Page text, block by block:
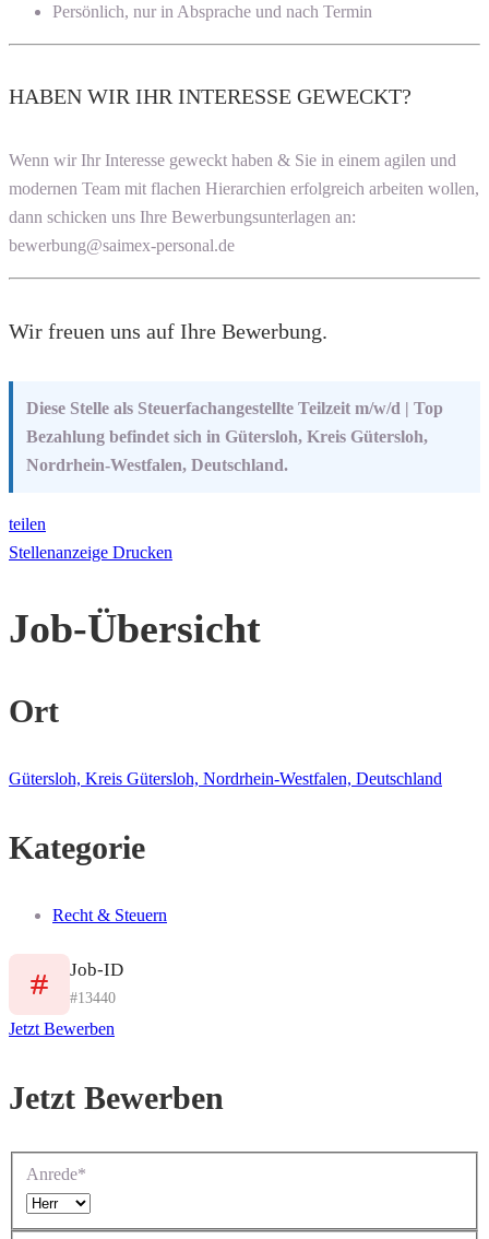
Persönlich, nur in Absprache und nach Termin
HABEN WIR IHR INTERESSE GEWECKT?
Wenn wir Ihr Interesse geweckt haben & Sie in einem agilen und
modernen Team mit flachen Hierarchien erfolgreich arbeiten wollen,
dann schicken uns Ihre Bewerbungsunterlagen an:
bewerbung@saimex-personal.de
Wir freuen uns auf Ihre Bewerbung.
Diese Stelle als Steuerfachangestellte Teilzeit m/w/d | Top
Bezahlung befindet sich in Gütersloh, Kreis Gütersloh,
Nordrhein-Westfalen, Deutschland.
teilen
Stellenanzeige Drucken
Job-Übersicht
Ort
Gütersloh, Kreis Gütersloh, Nordrhein-Westfalen, Deutschland
Kategorie
Recht & Steuern
Job-ID
#13440
Jetzt Bewerben
Jetzt Bewerben
Anrede*